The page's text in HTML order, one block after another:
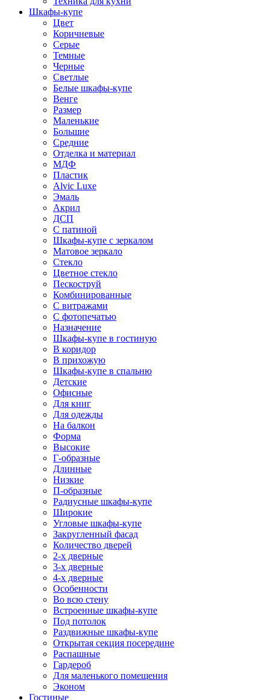
Шкафы-купе
Цвет
Коричневые
Серые
Темные
Черные
Светлые
Белые шкафы-купе
Венге
Размер
Маленькие
Большие
Средние
Отделка и материал
МДФ
Пластик
Alvic Luxe
Эмаль
Акрил
ДСП
С патиной
Шкафы-купе с зеркалом
Матовое зеркало
Стекло
Цветное стекло
Пескоструй
Комбинированные
С витражами
С фотопечатью
Назначение
Шкафы-купе в гостиную
В коридор
В прихожую
Шкафы-купе в спальню
Детские
Офисные
Для книг
Для одежды
На балкон
Форма
Высокие
Г-образные
Длинные
Низкие
П-образные
Радиусные шкафы-купе
Широкие
Угловые шкафы-купе
Закругленный фасад
Количество дверей
2-х дверные
3-х дверные
4-х дверные
Особенности
Во всю стену
Встроенные шкафы-купе
Под потолок
Раздвижные шкафы-купе
Открытая секция посередине
Распашные
Гардероб
Для маленького помещения
Эконом
Гостиные